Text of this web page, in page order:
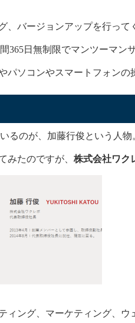
、バージョンアップを行っ
365日無制限でマンツーマン
パソコンやスマートフォン
るのが、加藤行俊という人物
みたのですが、 株式会社ワク
ィング、マーケティング、ウ